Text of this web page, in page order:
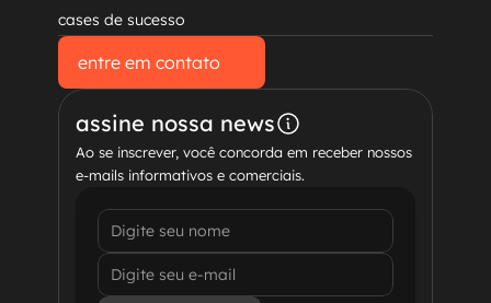
cases de sucesso
entre em contato
entre em contato
assine nossa news
Ao se inscrever, você concorda em receber nossos
e-mails informativos e comerciais.